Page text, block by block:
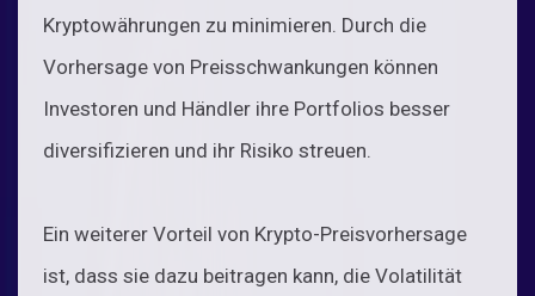
Kryptowährungen zu minimieren. Durch die
Vorhersage von Preisschwankungen können
Investoren und Händler ihre Portfolios besser
diversifizieren und ihr Risiko streuen.
Ein weiterer Vorteil von Krypto-Preisvorhersage
ist, dass sie dazu beitragen kann, die Volatilität